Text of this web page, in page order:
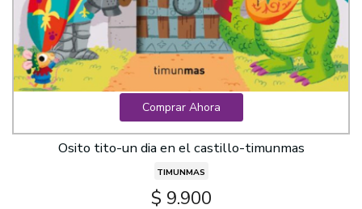
Comprar Ahora
Osito tito-un dia en el castillo-timunmas
TIMUNMAS
$ 9.900